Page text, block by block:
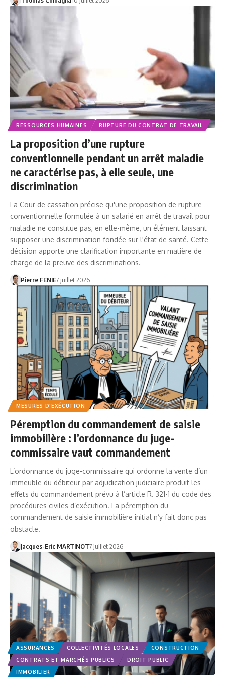
RESSOURCES HUMAINES RUPTURE DU CONTRAT DE TRAVAIL
La proposition d’une rupture
conventionnelle pendant un arrêt maladie
ne caractérise pas, à elle seule, une
discrimination
La Cour de cassation précise qu'une proposition de rupture
conventionnelle formulée à un salarié en arrêt de travail pour
maladie ne constitue pas, en elle-même, un élément laissant
supposer une discrimination fondée sur l'état de santé. Cette
décision apporte une clarification importante en matière de
charge de la preuve des discriminations.
Pierre FENIE7 juillet 2026
MESURES D'EXÉCUTION
Péremption du commandement de saisie
immobilière : l’ordonnance du juge-
commissaire vaut commandement
L’ordonnance du juge-commissaire qui ordonne la vente d’un
immeuble du débiteur par adjudication judiciaire produit les
effets du commandement prévu à l’article R. 321-1 du code des
procédures civiles d’exécution. La péremption du
commandement de saisie immobilière initial n’y fait donc pas
obstacle.
Jacques-Eric MARTINOT7 juillet 2026
ASSURANCES COLLECTIVITÉS LOCALES
CONSTRUCTION
CONTRATS ET MARCHÉS PUBLICS
DROIT PUBLIC
IMMOBILIER